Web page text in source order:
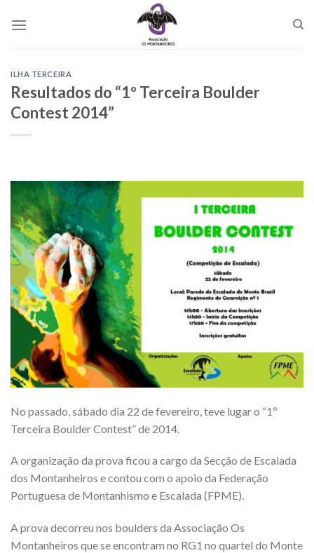
ILHA TERCEIRA
Resultados do “1º Terceira Boulder
Contest 2014”
No passado, sábado dia 22 de fevereiro, teve lugar o “1º
Terceira Boulder Contest” de 2014.
A organização da prova ficou a cargo da Secção de Escalada
dos Montanheiros e contou com o apoio da Federação
Portuguesa de Montanhismo e Escalada (FPME).
A prova decorreu nos boulders da Associação Os
Montanheiros que se encontram no RG1 no quartel do Monte